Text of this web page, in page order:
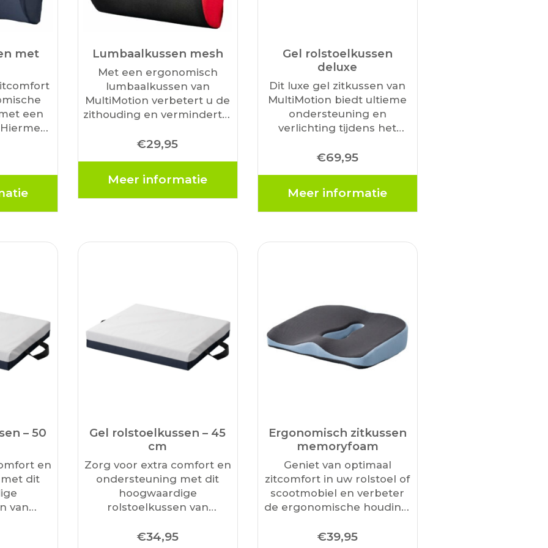
met
een
dat
helpt
van
Lumbaalkussen mesh
Met een ergonomisch
lumbaalkussen van
MultiMotion verbetert u de
zithouding en vermindert u
nekklachten tijdens het
onderrug en helpt uw
wervelkolom in een
€29,95
Meer informatie
Gel rolstoelkussen
deluxe
Dit luxe gel zitkussen van
MultiMotion biedt ultieme
ondersteuning en
verlichting tijdens het
Dankzij het ergonomische
zitcomfort. Bij uitstek
geschikt voor rolstoelen,
€69,95
Meer informatie
– 50
en
dit
van
zit
Gel rolstoelkussen – 45
cm
Zorg voor extra comfort en
ondersteuning met dit
hoogwaardige
rolstoelkussen van
innovatieve gelkern zit u
€34,95
Ergonomisch zitkussen
memoryfoam
Geniet van optimaal
zitcomfort in uw rolstoel of
scootmobiel en verbeter
de ergonomische houding.
ontwerp en hoogwaardig
€39,95